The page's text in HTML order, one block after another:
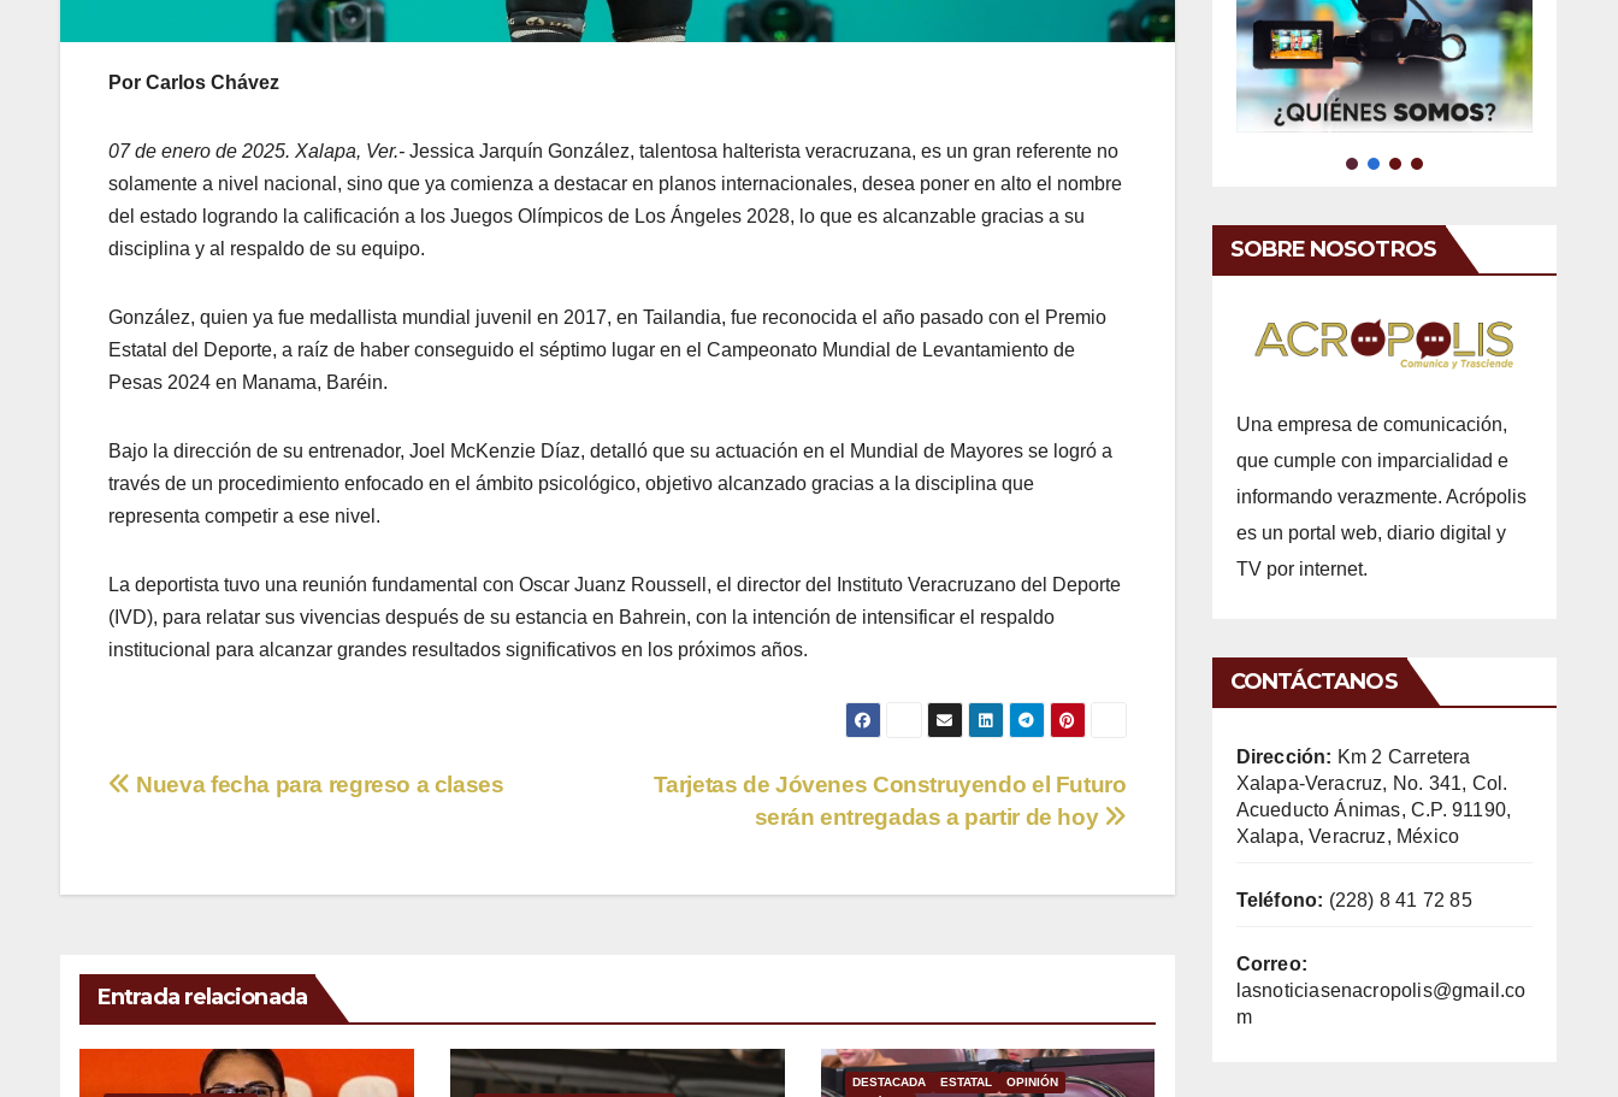
Por Carlos Chávez
07 de enero de 2025. Xalapa, Ver.- Jessica Jarquín González, talentosa halterista veracruzana, es un gran referente no
solamente a nivel nacional, sino que ya comienza a destacar en planos internacionales, desea poner en alto el nombre
del estado logrando la calificación a los Juegos Olímpicos de Los Ángeles 2028, lo que es alcanzable gracias a su
disciplina y al respaldo de su equipo.
González, quien ya fue medallista mundial juvenil en 2017, en Tailandia, fue reconocida el año pasado con el Premio
Estatal del Deporte, a raíz de haber conseguido el séptimo lugar en el Campeonato Mundial de Levantamiento de
Pesas 2024 en Manama, Baréin.
Bajo la dirección de su entrenador, Joel McKenzie Díaz, detalló que su actuación en el Mundial de Mayores se logró a
través de un procedimiento enfocado en el ámbito psicológico, objetivo alcanzado gracias a la disciplina que
representa competir a ese nivel.
La deportista tuvo una reunión fundamental con Oscar Juanz Roussell, el director del Instituto Veracruzano del Deporte
(IVD), para relatar sus vivencias después de su estancia en Bahrein, con la intención de intensificar el respaldo
institucional para alcanzar grandes resultados significativos en los próximos años.
Navegación
entradas
Tarjetas de Jóvenes Construyendo el Futuro
serán entregadas a partir de hoy
Nueva fecha para regreso a clases
Entrada relacionada
DESTACADA ESTATAL
OPINIÓN
SOBRE NOSOTROS
Una empresa de comunicación,
que cumple con imparcialidad e
informando verazmente. Acrópolis
es un portal web, diario digital y
TV por internet.
CONTÁCTANOS
Dirección: Km 2 Carretera
Xalapa-Veracruz, No. 341, Col.
Acueducto Ánimas, C.P. 91190,
Xalapa, Veracruz, México
Teléfono: (228) 8 41 72 85
Correo:
lasnoticiasenacropolis@gmail.co
m